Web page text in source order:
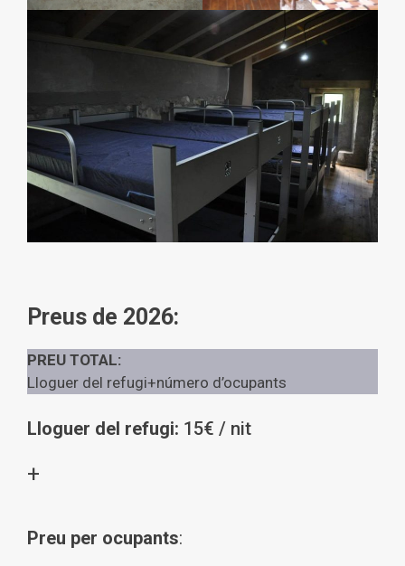
Preus de 2026:
PREU TOTAL:
Lloguer del refugi+número d’ocupants
Lloguer del refugi: 15€ / nit
+
Preu per ocupants: